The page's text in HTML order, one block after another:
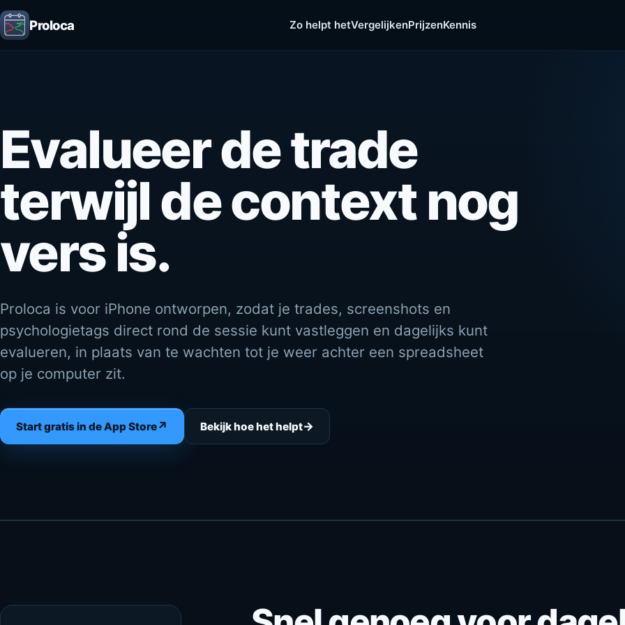
Proloca Zo helpt hetVergelijkenPrijzenKennis
Evalueer de trade
terwijl de context nog
vers is.
Proloca is voor iPhone ontworpen, zodat je trades, screenshots en
psychologietags direct rond de sessie kunt vastleggen en dagelijks kunt
evalueren, in plaats van te wachten tot je weer achter een spreadsheet
op je computer zit.
Start gratis in de App Store↗ Bekijk hoe het helpt→